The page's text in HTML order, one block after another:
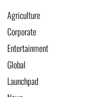
Agriculture
Corporate
Entertainment
Global
Launchpad